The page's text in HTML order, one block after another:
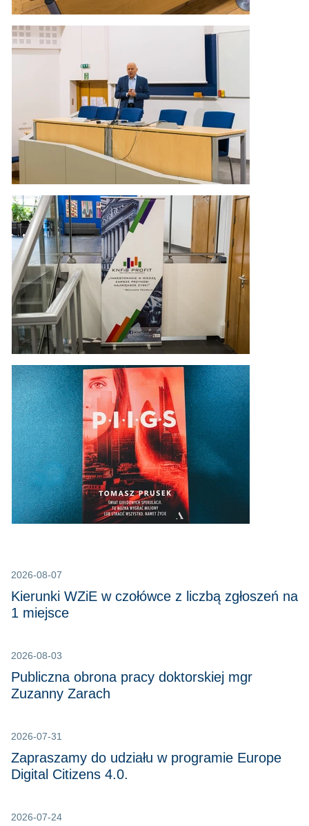
2026-08-07
Kierunki WZiE w czołówce z liczbą zgłoszeń na
1 miejsce
2026-08-03
Publiczna obrona pracy doktorskiej mgr
Zuzanny Zarach
2026-07-31
Zapraszamy do udziału w programie Europe
Digital Citizens 4.0.
2026-07-24